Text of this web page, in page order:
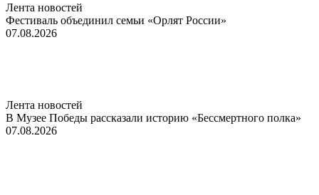
Лента новостей
Фестиваль объединил семьи «Орлят России»
07.08.2026
Лента новостей
В Музее Победы рассказали историю «Бессмертного полка»
07.08.2026